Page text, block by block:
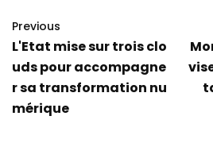
Previous
L'Etat mise sur trois clo
uds pour accompagne
r sa transformation nu
mérique